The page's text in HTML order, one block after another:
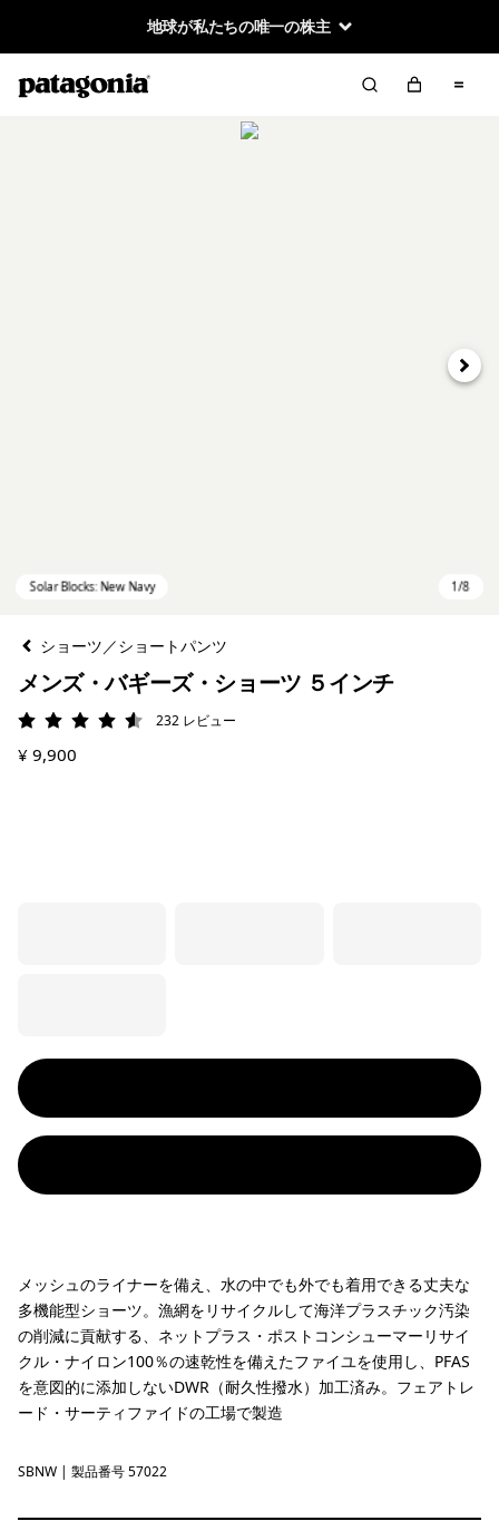
地球が私たちの唯一の株主
次へ
ショーツ／ショートパンツ
メンズ・バギーズ・ショーツ ５インチ
評価: 4.5 / 5232 レビュー
¥ 9,900
メッシュのライナーを備え、水の中でも外でも着用できる丈夫な
多機能型ショーツ。漁網をリサイクルして海洋プラスチック汚染
の削減に貢献する、ネットプラス・ポストコンシューマーリサイ
クル・ナイロン100％の速乾性を備えたファイユを使用し、PFAS
を意図的に添加しないDWR（耐久性撥水）加工済み。フェアトレ
ード・サーティファイドの工場で製造
Solar Blocks: New Navy
SBNW | 製品番号 57022